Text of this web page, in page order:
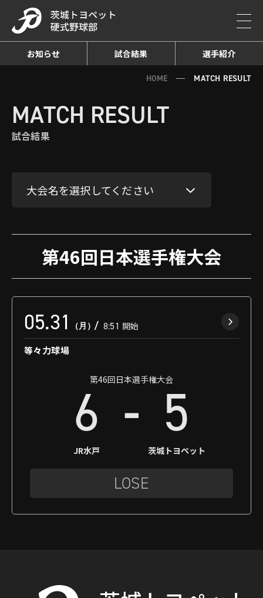
お知らせ 試合結果 選手紹介
HOME MATCH RESULT
MATCH RESULT
試合結果
大会名を選択してください
第46回日本選手権大会
05.31 （月） 8:51 開始
等々力球場
第46回日本選手権大会
6
JR水戸
- 5
茨城トヨペット
LOSE